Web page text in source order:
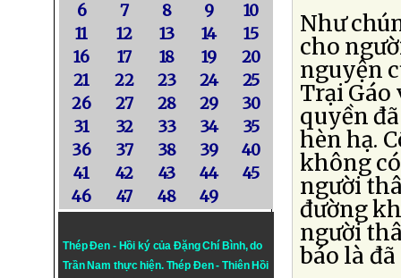
6
7 8 9
10
11
12 13 14
15
16
17 18 19
20
21
22 23 24
25
26
27 28 29
30
31
32 33 34
35
36
37 38 39
40
41
42 43 44
45
46
47 48 49
Thép Đen - Hồi ký của Đặng Chí Bình, do
Trần Nam thực hiện. Thép Đen- Thiên Hồi
Như
cho
nguyện
Trại Gáo
quyền
hèn hạ.
không
người
đường
người
báo là